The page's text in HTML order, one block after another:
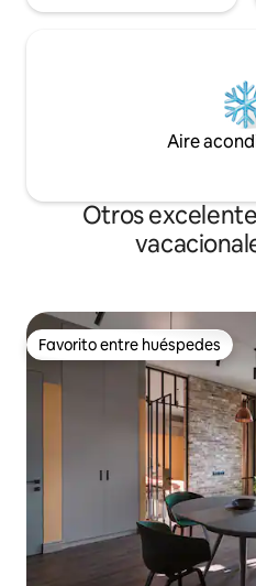
Aire
Otros
Favorito entre huéspedes
Favorito entre huéspedes